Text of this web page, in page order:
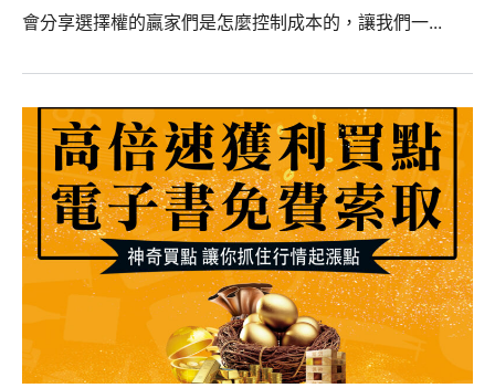
會分享選擇權的贏家們是怎麼控制成本的，讓我們一...